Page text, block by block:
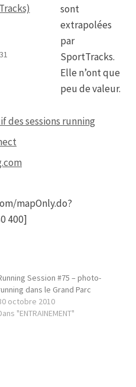
sont
extrapolées
par
SportTracks.
Elle n’ont que
peu de valeur.
des sessions running
mapOnly.do?
400]
Session #75 – photo-
dans le Grand Parc
octobre 2010
"ENTRAINEMENT"